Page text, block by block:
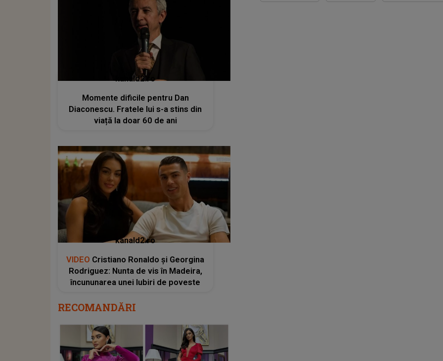
kanald2.ro
Momente dificile pentru Dan
Diaconescu. Fratele lui s-a stins din
viață la doar 60 de ani
kanald2.ro
VIDEO Cristiano Ronaldo și Georgina
Rodriguez: Nunta de vis în Madeira,
încununarea unei Iubiri de poveste
RECOMANDĂRI